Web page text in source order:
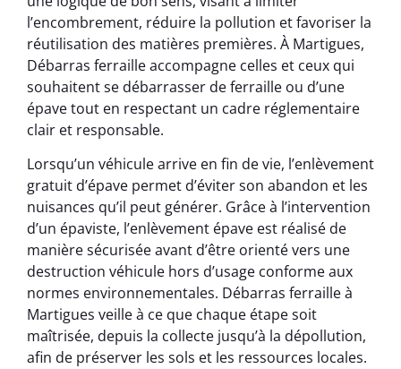
l’encombrement, réduire la pollution et favoriser la
réutilisation des matières premières. À Martigues,
Débarras ferraille accompagne celles et ceux qui
souhaitent se débarrasser de ferraille ou d’une
épave tout en respectant un cadre réglementaire
clair et responsable.
Lorsqu’un véhicule arrive en fin de vie, l’enlèvement
gratuit d’épave permet d’éviter son abandon et les
nuisances qu’il peut générer. Grâce à l’intervention
d’un épaviste, l’enlèvement épave est réalisé de
manière sécurisée avant d’être orienté vers une
destruction véhicule hors d’usage conforme aux
normes environnementales. Débarras ferraille à
Martigues veille à ce que chaque étape soit
maîtrisée, depuis la collecte jusqu’à la dépollution,
afin de préserver les sols et les ressources locales.